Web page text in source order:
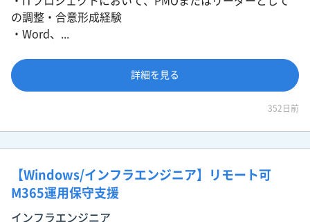
の調整・合意形成経験
・Word、...
詳細を見る
352日前
【Windows/インフラエンジニア】リモート可
M365運用保守支援
インフラエンジニア